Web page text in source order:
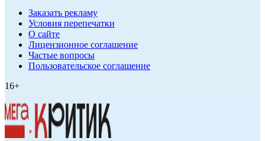
Заказать рекламу
Условия перепечатки
О сайте
Лицензионное соглашение
Частые вопросы
Пользовательское соглашение
16+